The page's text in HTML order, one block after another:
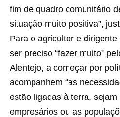
fim de quadro comunitário
situação muito positiva”,
Para o agricultor e
ser preciso “fazer muito”
Alentejo, a começar por
acompanhem “as
estão ligadas à terra,
empresários ou as